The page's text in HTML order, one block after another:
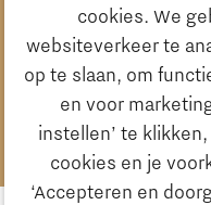
cookies. We
websiteverkeer te
op te slaan, om
en voor
instellen’ te
cookies en je
‘Accepteren en
Bel ons:
Mail ons: